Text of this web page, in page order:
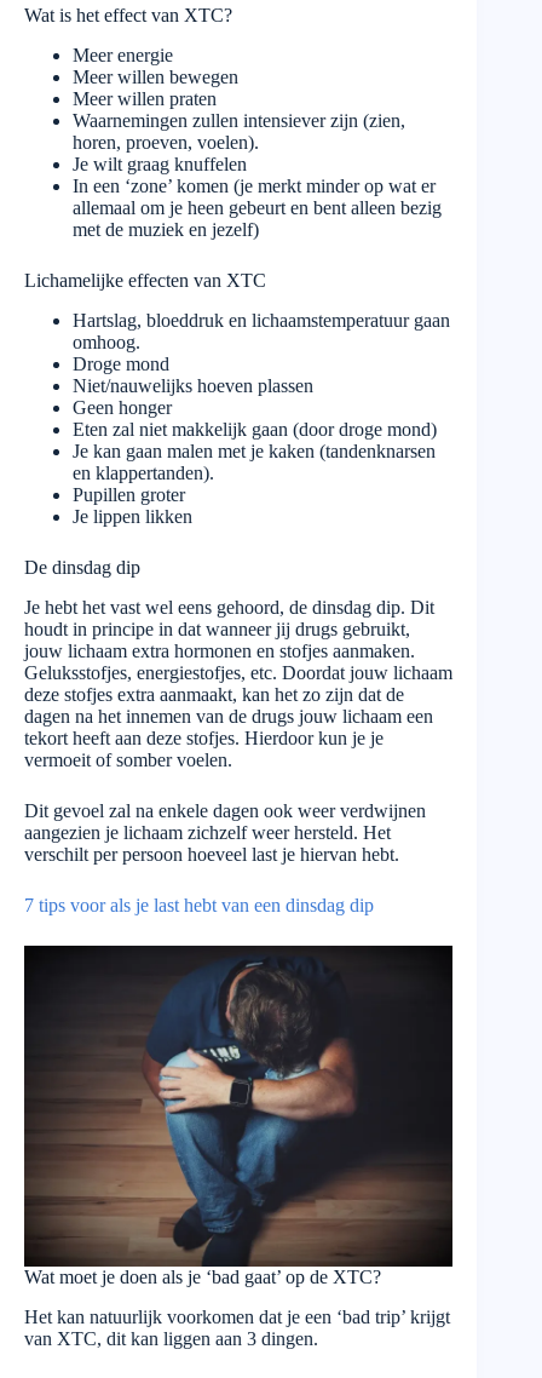
Wat is het effect van XTC?
Meer energie
Meer willen bewegen
Meer willen praten
Waarnemingen zullen intensiever zijn (zien,
horen, proeven, voelen).
Je wilt graag knuffelen
In een ‘zone’ komen (je merkt minder op wat er
allemaal om je heen gebeurt en bent alleen bezig
met de muziek en jezelf)
Lichamelijke effecten van XTC
Hartslag, bloeddruk en lichaamstemperatuur gaan
omhoog.
Droge mond
Niet/nauwelijks hoeven plassen
Geen honger
Eten zal niet makkelijk gaan (door droge mond)
Je kan gaan malen met je kaken (tandenknarsen
en klappertanden).
Pupillen groter
Je lippen likken
De dinsdag dip
Je hebt het vast wel eens gehoord, de dinsdag dip. Dit
houdt in principe in dat wanneer jij drugs gebruikt,
jouw lichaam extra hormonen en stofjes aanmaken.
Geluksstofjes, energiestofjes, etc. Doordat jouw lichaam
deze stofjes extra aanmaakt, kan het zo zijn dat de
dagen na het innemen van de drugs jouw lichaam een
tekort heeft aan deze stofjes. Hierdoor kun je je
vermoeit of somber voelen.
Dit gevoel zal na enkele dagen ook weer verdwijnen
aangezien je lichaam zichzelf weer hersteld. Het
verschilt per persoon hoeveel last je hiervan hebt.
7 tips voor als je last hebt van een dinsdag dip
Wat moet je doen als je ‘bad gaat’ op de XTC?
Het kan natuurlijk voorkomen dat je een ‘bad trip’ krijgt
van XTC, dit kan liggen aan 3 dingen.